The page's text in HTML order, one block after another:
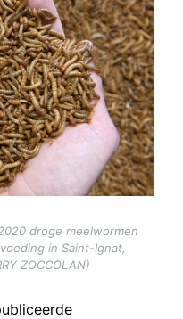
droge meelwormen
in Saint-Ignat,
ZOCCOLAN)